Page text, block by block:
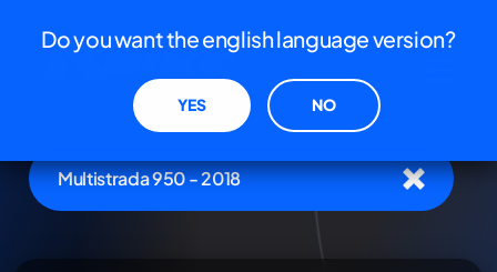
Multistrada 950 - 2018
Do you want the english language version?
YES NO